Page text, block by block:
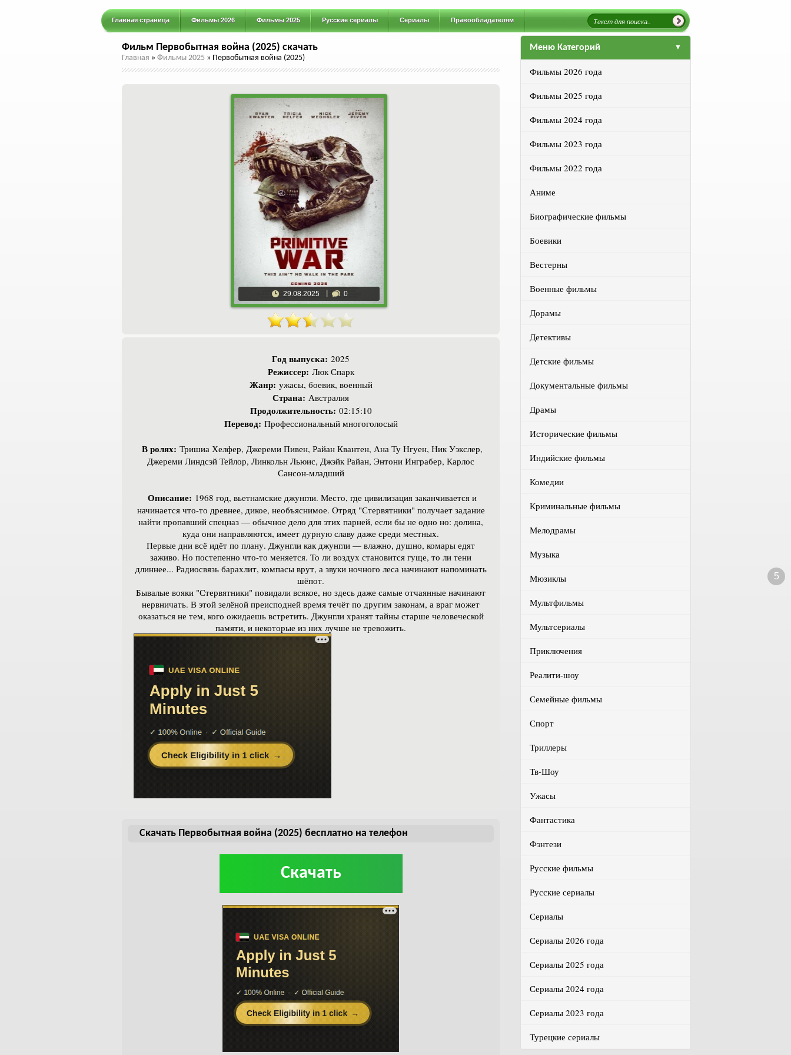
Главная страница Фильмы 2026 Фильмы 2025 Русские сериалы Сериалы Правообладателям
Фильм Первобытная война (2025) скачать
Главная » Фильмы 2025 » Первобытная война (2025)
29.08.2025 0
Год выпуска: 2025
Режиссер: Люк Спарк
Жанр: ужасы, боевик, военный
Страна: Австралия
Продолжительность: 02:15:10
Перевод: Профессиональный многоголосый
В ролях: Тришиа Хелфер, Джереми Пивен, Райан Квантен, Ана Ту Нгуен, Ник Уэкслер,
Джереми Линдсэй Тейлор, Линкольн Льюис, Джэйк Райан, Энтони Инграбер, Карлос
Сансон-младший
Описание: 1968 год, вьетнамские джунгли. Место, где цивилизация заканчивается и
начинается что-то древнее, дикое, необъяснимое. Отряд "Стервятники" получает задание
найти пропавший спецназ — обычное дело для этих парней, если бы не одно но: долина,
куда они направляются, имеет дурную славу даже среди местных.
Первые дни всё идёт по плану. Джунгли как джунгли — влажно, душно, комары едят
заживо. Но постепенно что-то меняется. То ли воздух становится гуще, то ли тени
длиннее... Радиосвязь барахлит, компасы врут, а звуки ночного леса начинают напоминать
шёпот.
Бывалые вояки "Стервятники" повидали всякое, но здесь даже самые отчаянные начинают
нервничать. В этой зелёной преисподней время течёт по другим законам, а враг может
оказаться не тем, кого ожидаешь встретить. Джунгли хранят тайны старше человеческой
памяти, и некоторые из них лучше не тревожить.
Скачать Первобытная война (2025) бесплатно на телефон
Скачать
Меню Категорий
Фильмы 2026 года
Фильмы 2025 года
Фильмы 2024 года
Фильмы 2023 года
Фильмы 2022 года
Аниме
Биографические фильмы
Боевики
Вестерны
Военные фильмы
Дорамы
Детективы
Детские фильмы
Документальные фильмы
Драмы
Исторические фильмы
Индийские фильмы
Комедии
Криминальные фильмы
Мелодрамы
Музыка
Мюзиклы
Мультфильмы
Мультсериалы
Приключения
Реалити-шоу
Семейные фильмы
Спорт
Триллеры
Тв-Шоу
Ужасы
Фантастика
Фэнтези
Русские фильмы
Русские сериалы
Сериалы
Сериалы 2026 года
Сериалы 2025 года
Сериалы 2024 года
Сериалы 2023 года
Турецкие сериалы
5